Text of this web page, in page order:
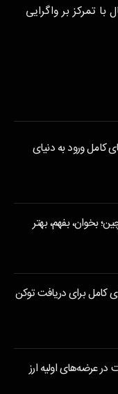
با تمرکز بر واگرایی
کامل ورود به دنیای
بخوان، بفهم، بهتر
کامل برای دریافت توکن
عرضه‌های اولیه ارز